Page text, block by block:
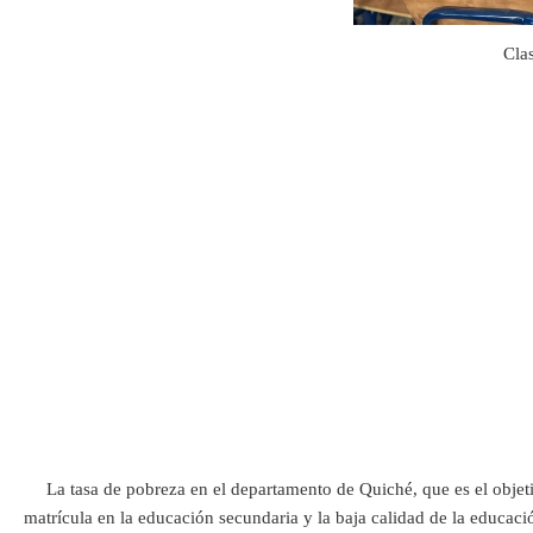
La tasa de pobreza en el departamento de Quiché, que es el
matrícula en la educación secundaria y la baja calidad de la